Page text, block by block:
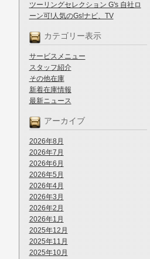
ツーリングセレクション G's 自社ロ
ーン可!人気のGs!ナビ、TV
カテゴリー表示
サービスメニュー
スタッフ紹介
その他在庫
新着在庫情報
最新ニュース
アーカイブ
2026年8月
2026年7月
2026年6月
2026年5月
2026年4月
2026年3月
2026年2月
2026年1月
2025年12月
2025年11月
2025年10月